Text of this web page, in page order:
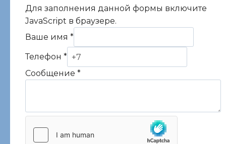
Для заполнения данной формы включите
JavaScript в браузере.
Ваше имя *
Телефон *
Сообщение *